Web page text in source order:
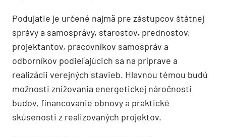
Podujatie je určené najmä pre zástupcov štátnej
správy a samosprávy, starostov, prednostov,
projektantov, pracovníkov samospráv a
odborníkov podieľajúcich sa na príprave a
realizácii verejných stavieb. Hlavnou témou budú
možnosti znižovania energetickej náročnosti
budov, financovanie obnovy a praktické
skúsenosti z realizovaných projektov.